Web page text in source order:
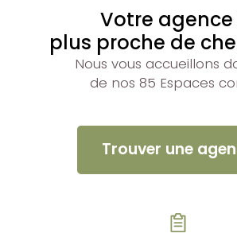
Votre agence
plus proche de
Nous vous accueillons
de nos 85 Espaces
Trouver une